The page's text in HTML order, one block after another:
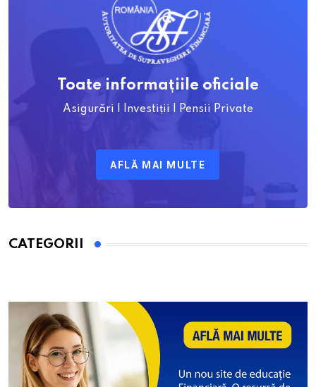
Toate informațiile oficiale
Asigurări | Investiții | Pensii Private
AFLĂ MAI MULTE
CATEGORII